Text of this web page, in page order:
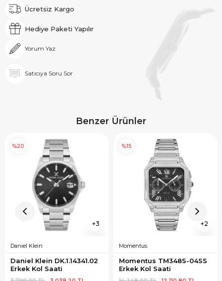
Ücretsiz Kargo
Hediye Paketi Yapılır
Yorum Yaz
Satıcıya Soru Sor
Benzer Ürünler
3
Daniel Klein
Daniel Klein DK.1.14341.02
Erkek Kol Saati
%20
2
Momentus
Momentus TM348S-04SS
Erkek Kol Saati
%15